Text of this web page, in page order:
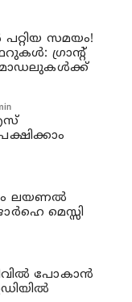
സമയം!
ഗ്രാന്റ്
മോഡലുകൾക്ക്
ലയണൽ
മെസ്സി
പോകാന്‍